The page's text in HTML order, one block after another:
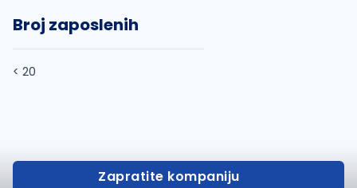
Broj zaposlenih
< 20
Zapratite kompaniju